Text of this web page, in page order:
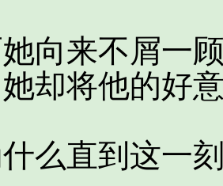
来不屑一顾
却将他的好
直到这一刻